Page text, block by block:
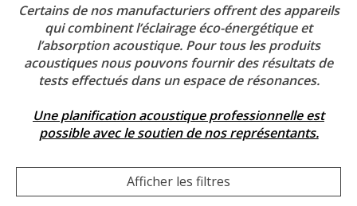
Certains de nos manufacturiers offrent des appareils
qui combinent l’éclairage éco-énergétique et
l’absorption acoustique. Pour tous les produits
acoustiques nous pouvons fournir des résultats de
tests effectués dans un espace de résonances.
Une planification acoustique professionnelle est
possible avec le soutien de nos représentants.
Afficher les filtres